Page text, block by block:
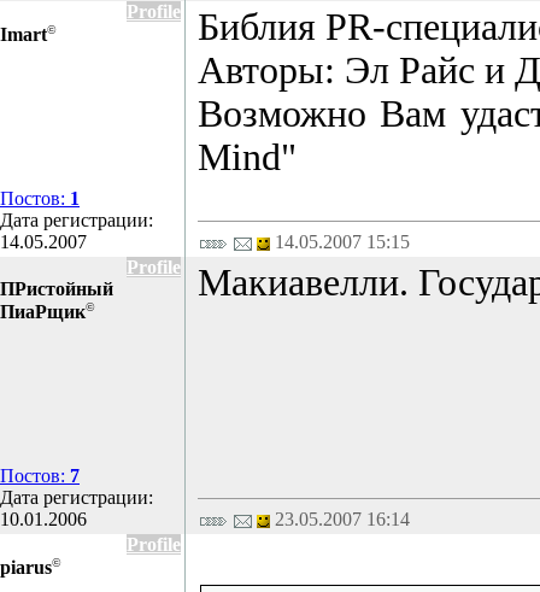
Profile
Imart©
Постов: 1
Дата регистрации:
14.05.2007
Библия PR-
Авторы: Эл Райс и
Возможно Вам
Mind"
14.05.2007 15:15
Profile
ПРистойный
ПиаРщик©
Постов: 7
Дата регистрации:
10.01.2006
Макиавелли.
23.05.2007 16:14
Profile
piarus©